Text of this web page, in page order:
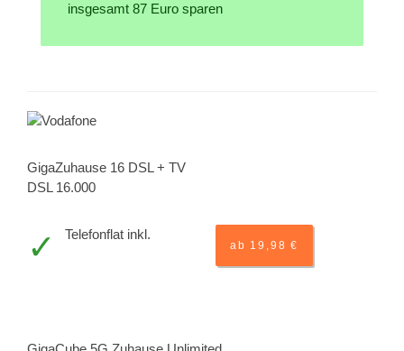
insgesamt 87 Euro sparen
GigaZuhause 16 DSL + TV
DSL 16.000
Telefonflat inkl.
ab 19,98 €